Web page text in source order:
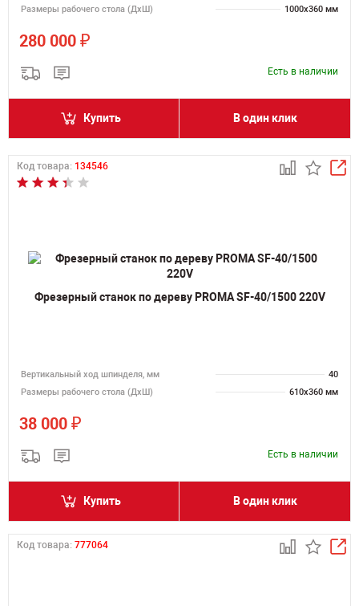
Размеры рабочего стола (ДхШ)
1000х360 мм
280 000 ₽
Есть в наличии
Купить В один клик
Код товара: 134546
Фрезерный станок по дереву PROMA SF-40/1500 220V
Вертикальный ход шпинделя, мм
40
Размеры рабочего стола (ДхШ)
610x360 мм
38 000 ₽
Есть в наличии
Купить В один клик
Код товара: 777064